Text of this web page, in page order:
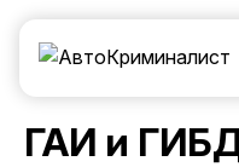
ГАИ и